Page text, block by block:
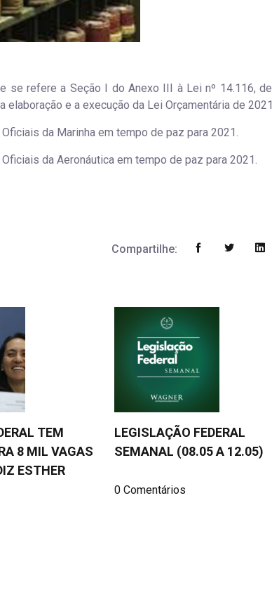
se refere a Seção I do Anexo III à Lei nº 14.116,
e a execução da Lei Orçamentária de
da Marinha em tempo de paz para 2021.
da Aeronáutica em tempo de paz para 2021.
Compartilhe:
TEM
8 MIL VAGAS
ESTHER
LEGISLAÇÃO FEDERAL
SEMANAL (08.05 A 12.05)
0 Comentários